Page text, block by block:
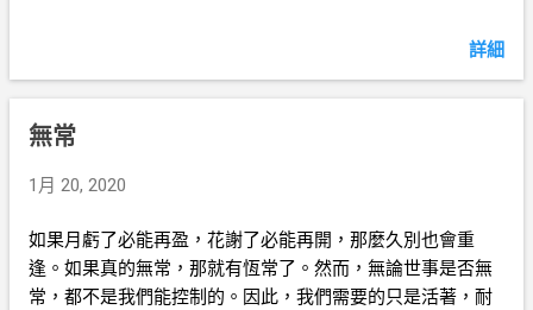
詳細
無常
1月 20, 2020
如果月虧了必能再盈，花謝了必能再開，那麼久別也會重
逢。如果真的無常，那就有恆常了。然而，無論世事是否無
常，都不是我們能控制的。因此，我們需要的只是活著，耐